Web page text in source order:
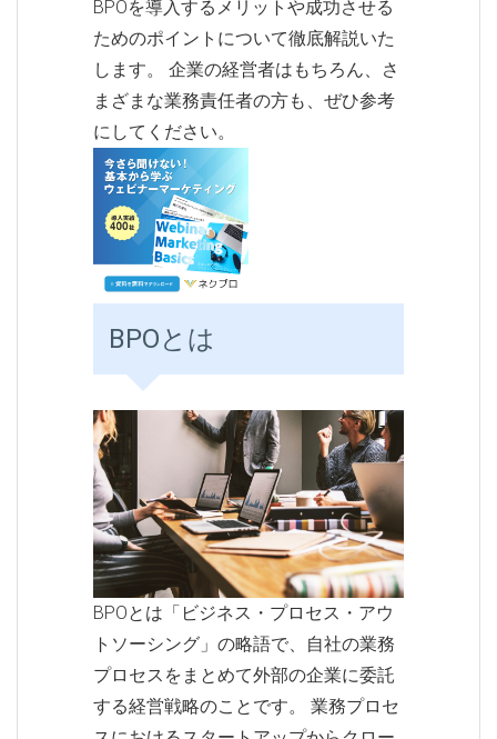
BPOを導入するメリットや成功させる
ためのポイントについて徹底解説いた
します。 企業の経営者はもちろん、さ
まざまな業務責任者の方も、ぜひ参考
にしてください。
BPOとは
BPOとは「ビジネス・プロセス・アウ
トソーシング」の略語で、自社の業務
プロセスをまとめて外部の企業に委託
する経営戦略のことです。 業務プロセ